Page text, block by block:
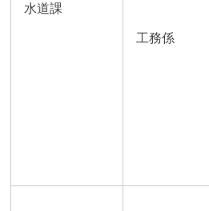
水道課
工務係